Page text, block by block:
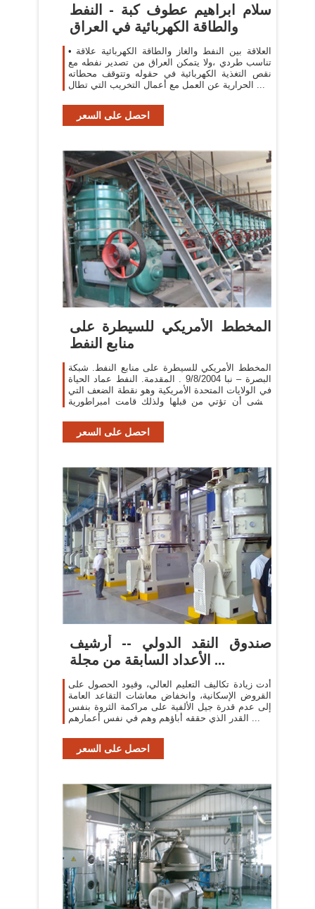
سلام ابراهيم عطوف كبة - النفط
والطاقة الكهربائية في العراق
• العلاقة بين النفط والغاز والطاقة الكهربائية علاقة
تناسب طردي ،ولا يتمكن العراق من تصدير نفطه مع
نقص التغذية الكهربائية في حقوله وتتوقف محطاته
الحرارية عن العمل مع أعمال التخريب التي تطال ...
احصل على السعر
المخطط الأمريكي للسيطرة على
منابع النفط
المخطط الأمريكي للسيطرة على منابع النفط. شبكة
البصرة – نبا 9/8/2004 . المقدمة. النفط عماد الحياة
في الولايات المتحدة الأمريكية وهو نقطة الضعف التي
تخشى أن تؤتي من قبلها ولذلك قامت امبراطورية
احصل على السعر
صندوق النقد الدولي -- أرشيف
الأعداد السابقة من مجلة ...
أدت زيادة تكاليف التعليم العالي، وقيود الحصول على
القروض الإسكانية، وانخفاض معاشات التقاعد العامة
إلى عدم قدرة جيل الألفية على مراكمة الثروة بنفس
القدر الذي حققه أباؤهم وهم في نفس أعمارهم ...
احصل على السعر